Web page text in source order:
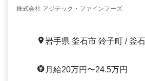
株式会社 アジテック・ファインフーズ
岩手県 釜石市 鈴子町 / 釜
月給20万円〜24.5万円